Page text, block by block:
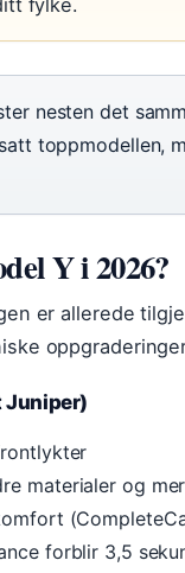
fylke.
nesten det
toppmodellen,
Y i 2026?
er allerede
Juniper)
materialer og
forblir 3,5